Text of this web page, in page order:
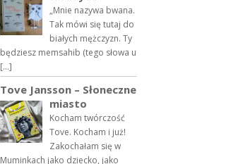
„Mnie nazywa bwana.
Tak mówi się tutaj do
białych mężczyzn. Ty
będziesz memsahib (tego słowa u
[…]
Tove Jansson – Słoneczne
miasto
Kocham twórczość
Tove. Kocham i już!
Zakochałam się w
Muminkach jako dziecko, jako